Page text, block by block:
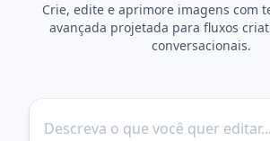
Crie, edite e aprimore imagens com
avançada projetada para fluxos
conversacionais.